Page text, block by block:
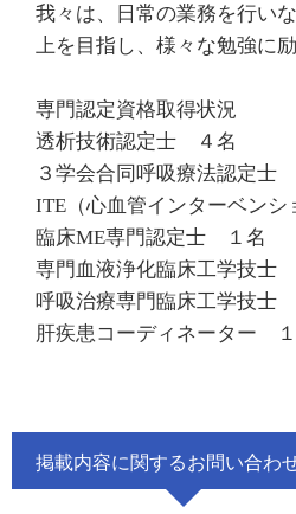
我々は、日常の業務を行い
上を目指し、様々な勉強に
専門認定資格取得状況
透析技術認定士 ４名
３学会合同呼吸療法認定士
ITE（心血管インターベン
臨床ME専門認定士 １名
専門血液浄化臨床工学技士
呼吸治療専門臨床工学技士
肝疾患コーディネーター
掲載内容に関するお問い合わ